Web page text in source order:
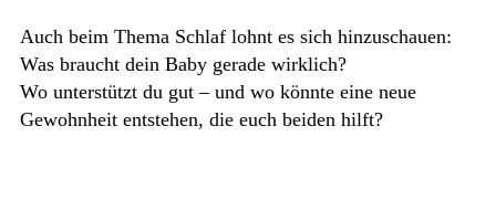
Auch beim Thema Schlaf lohnt es sich hinzuschauen:
Was braucht dein Baby gerade wirklich?
Wo unterstützt du gut – und wo könnte eine neue
Gewohnheit entstehen, die euch beiden hilft?